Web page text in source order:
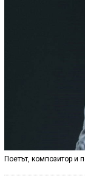
Поетът, композитор и